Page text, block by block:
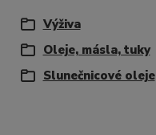
Výživa
Oleje, másla, tuky
Slunečnicové oleje